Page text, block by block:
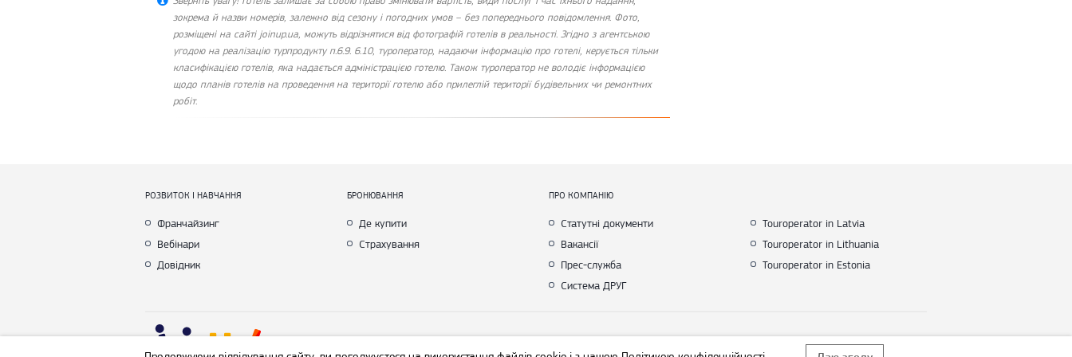
зокрема й назви номерів, залежно від сезону і погодних умов – без попереднього повідомлення. Фото,
розміщені на сайті joinup.ua, можуть відрізнятися від фотографій готелів в реальності. Згідно з агентською
угодою на реалізацію турпродукту п.6.9. 6.10, туроператор, надаючи інформацію про готелі, керується тільки
класифікацією готелів, яка надається адміністрацією готелю. Також туроператор не володіє інформацією
щодо планів готелів на проведення на території готелю або прилеглій території будівельних чи ремонтних
робіт.
РОЗВИТОК І НАВЧАННЯ
Франчайзинг
Вебінари
Довідник
БРОНЮВАННЯ
Де купити
Страхування
ПРО КОМПАНІЮ
Статутні документи
Вакансії
Прес-служба
Система ДРУГ
Touroperator in Latvia
Touroperator in Lithuania
Touroperator in Estonia